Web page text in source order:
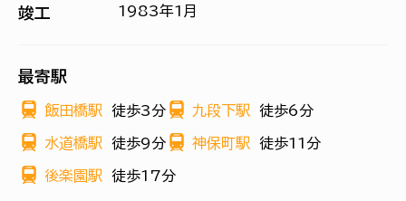
竣工 1983年1月
最寄駅
飯田橋駅 徒歩3分 九段下駅 徒歩6分
水道橋駅 徒歩9分 神保町駅 徒歩11分
後楽園駅 徒歩17分